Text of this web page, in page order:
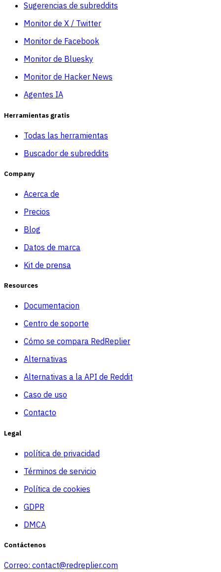
Sugerencias de subreddits
Monitor de X / Twitter
Monitor de Facebook
Monitor de Bluesky
Monitor de Hacker News
Agentes IA
Herramientas gratis
Todas las herramientas
Buscador de subreddits
Company
Acerca de
Precios
Blog
Datos de marca
Kit de prensa
Resources
Documentacion
Centro de soporte
Cómo se compara RedReplier
Alternativas
Alternativas a la API de Reddit
Caso de uso
Contacto
Legal
política de privacidad
Términos de servicio
Política de cookies
GDPR
DMCA
Contáctenos
Correo: contact@redreplier.com